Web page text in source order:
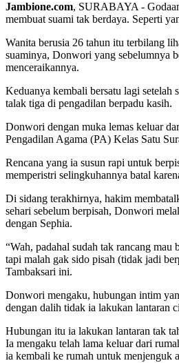
Jambione.com, SURABAYA -
membuat suami tak berdaya. Seperti
Wanita berusia 26 tahun itu terbilang
suaminya, Donwori yang sebelumnya
menceraikannya.
Keduanya kembali bersatu lagi setelah
talak tiga di pengadilan berpadu kasih.
Donwori dengan muka lemas keluar
Pengadilan Agama (PA) Kelas Satu
Rencana yang ia susun rapi untuk
memperistri selingkuhannya batal
Di sidang terakhirnya, hakim
sehari sebelum berpisah, Donwori
dengan Sephia.
“Wah, padahal sudah tak rancang mau
tapi malah gak sido pisah (tidak jadi
Tambaksari ini.
Donwori mengaku, hubungan intim
dengan dalih tidak ia lakukan lantaran
Hubungan itu ia lakukan lantaran tak
Ia mengaku telah lama keluar dari
ia kembali ke rumah untuk menjenguk